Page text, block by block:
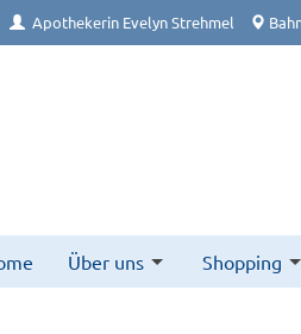
Apothekerin Evelyn Strehmel
Über uns Shopping